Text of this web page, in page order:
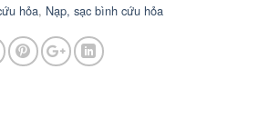
hỏa, Nạp, sạc bình cứu hỏa